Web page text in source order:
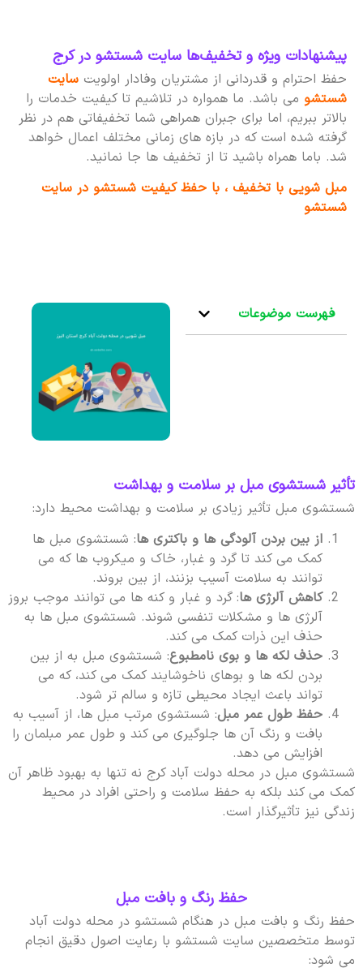
پیشنهادات ویژه و تخفیف‌ها سایت شستشو در کرج
حفظ احترام و قدردانی از مشتریان وفادار اولویت سایت
شستشومی باشد. ما همواره در تلاشیم تا کیفیت خدمات را
بالاتر ببریم، اما برای جبران همراهی شما تخفیفاتی هم در نظر
گرفته شده است که در بازه های زمانی مختلف اعمال خواهد
شد. باما همراه باشید تا از تخفیف ها جا نمانید.
مبل شویی با تخفیف ، با حفظ کیفیت شستشو در سایت
شستشو
فهرست موضوعات
تأثیر شستشوی مبل بر سلامت و بهداشت
شستشوی مبل تأثیر زیادی بر سلامت و بهداشت محیط دارد:
از بین بردن آلودگی ها و باکتری ها: شستشوی مبل ها
کمک می کند تا گرد و غبار، خاک و میکروب ها که می
توانند به سلامت آسیب بزنند، از بین بروند.
کاهش آلرژی ها: گرد و غبار و کنه ها می توانند موجب بروز
آلرژی ها و مشکلات تنفسی شوند. شستشوی مبل ها به
حذف این ذرات کمک می کند.
حذف لکه ها و بوی نامطبوع: شستشوی مبل به از بین
بردن لکه ها و بوهای ناخوشایند کمک می کند، که می
تواند باعث ایجاد محیطی تازه و سالم تر شود.
حفظ طول عمر مبل: شستشوی مرتب مبل ها، از آسیب به
بافت و رنگ آن ها جلوگیری می کند و طول عمر مبلمان را
افزایش می دهد.
شستشوی مبل در محله دولت آباد کرج نه تنها به بهبود ظاهر آن
کمک می کند بلکه به حفظ سلامت و راحتی افراد در محیط
زندگی نیز تأثیرگذار است.
حفظ رنگ و بافت مبل
حفظ رنگ و بافت مبل در هنگام شستشو در محله دولت آباد
توسط متخصصین سایت شستشو با رعایت اصول دقیق انجام
می شود: